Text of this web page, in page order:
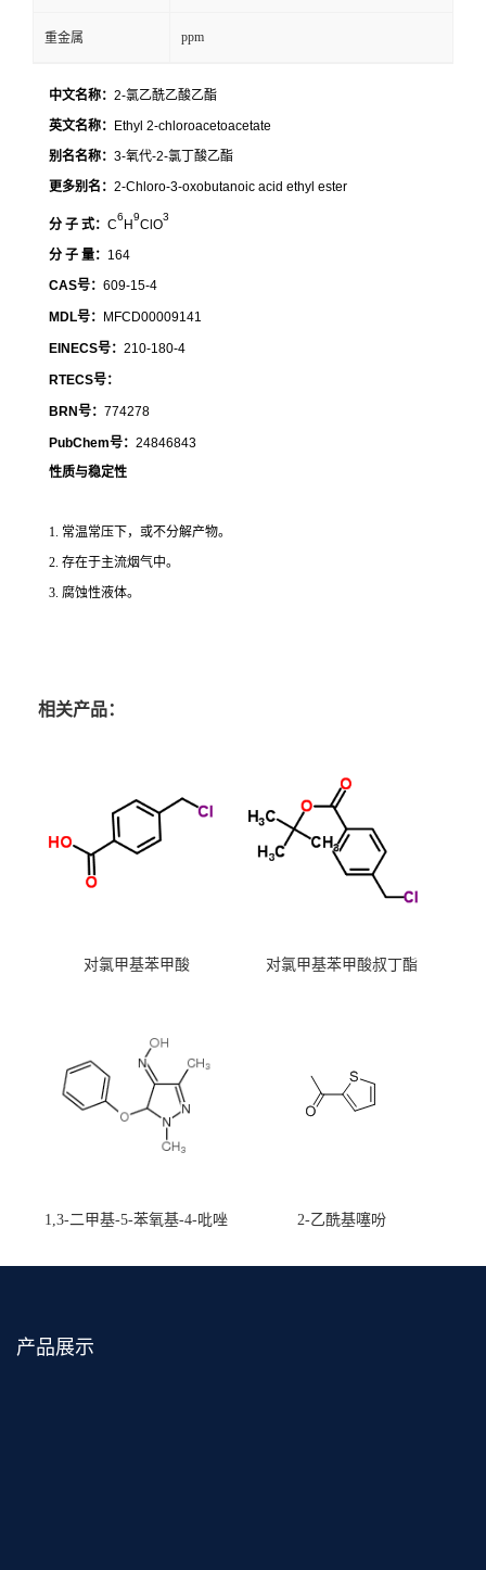
重金属 ppm
中文名称： 2-氯乙酰乙酸乙酯
英文名称：
Ethyl 2-chloroacetoacetate
别名名称： 3-氧代-2-氯丁酸乙酯
更多别名： 2-Chloro-3-oxobutanoic acid ethyl ester
分 子 式： C
6
H
9
ClO
3
分 子 量： 164
CAS号： 609-15-4
MDL号： MFCD00009141
EINECS号： 210-180-4
RTECS号：
BRN号： 774278
PubChem号： 24846843
性质与稳定性
1. 常温常压下，或不分解产物。
2. 存在于主流烟气中。
3. 腐蚀性液体。
相关产品：
对氯甲基苯甲酸 对氯甲基苯甲酸叔丁酯
1,3-二甲基-5-苯氧基-4-吡唑
2-乙酰基噻吩
产品展示